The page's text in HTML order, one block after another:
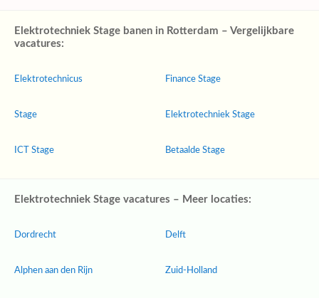
Elektrotechniek Stage banen in Rotterdam – Vergelijkbare
vacatures:
Elektrotechnicus
Stage
ICT Stage
Finance Stage
Elektrotechniek Stage
Betaalde Stage
Elektrotechniek Stage vacatures – Meer locaties:
Dordrecht
Alphen aan den Rijn
Delft
Zuid-Holland